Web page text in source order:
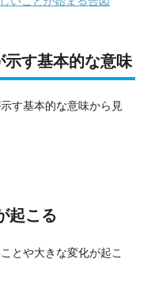
示す基本的な意味
す基本的な意味から見
起こる
とや大きな変化が起こ